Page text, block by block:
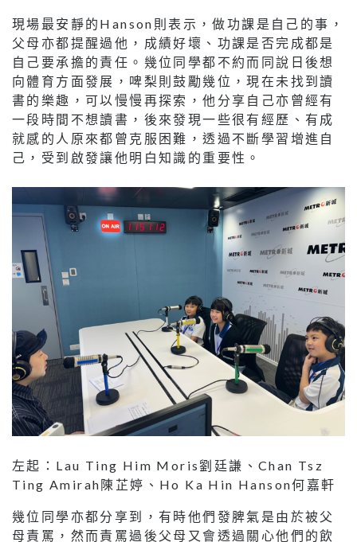
現場最安靜的Hanson則表示，做功課是自己的事，
父母亦都提醒過他，成績好壞、功課是否完成都是
自己要承擔的責任。幾位同學都不約而同說日後想
向體育方面發展，啤梨則鼓勵幾位，現在未找到讀
書的樂趣，可以慢慢再探索，他分享自己亦曾經有
一段時間不想讀書，後來發現一些很有經歷、有成
就感的人原來都曾克服困難，透過不斷學習增進自
己，受到啟發讓他明白知識的重要性。
左起：Lau Ting Him Moris劉廷謙、Chan Tsz
Ting Amirah陳芷婷、Ho Ka Hin Hanson何嘉軒
幾位同學亦都分享到，有時他們發脾氣是由於被父
母責罵，然而責罵過後父母又會透過關心他們的飲